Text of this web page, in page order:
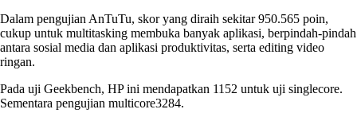
Dalam pengujian AnTuTu, skor yang diraih sekitar 950.565 poin,
cukup untuk multitasking membuka banyak aplikasi, berpindah-pindah
antara sosial media dan aplikasi produktivitas, serta editing video
ringan.
Pada uji Geekbench, HP ini mendapatkan 1152 untuk uji singlecore.
Sementara pengujian multicore3284.